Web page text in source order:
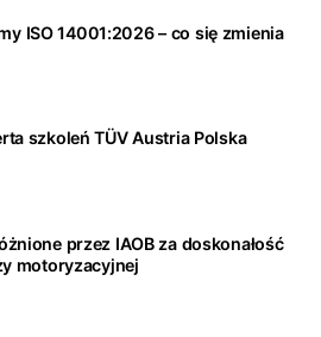
ISO 14001:2026 – co się zmienia
szkoleń TÜV Austria Polska
przez IAOB za doskonałość
motoryzacyjnej